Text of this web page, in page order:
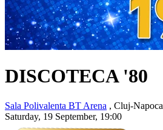
DISCOTECA '80
Sala Polivalenta BT Arena , Cluj-Napoca
Saturday, 19 September, 19:00